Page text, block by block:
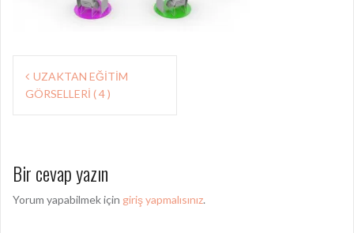
ı
d
o
UZAKTAN EĞİTİM
GÖRSELLERİ ( 4 )
Bir cevap yazın
Yorum yapabilmek için giriş yapmalısınız.